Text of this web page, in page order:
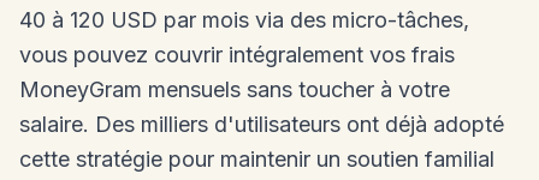
40 à 120 USD par mois via des micro-tâches,
vous pouvez couvrir intégralement vos frais
MoneyGram mensuels sans toucher à votre
salaire. Des milliers d'utilisateurs ont déjà adopté
cette stratégie pour maintenir un soutien familial